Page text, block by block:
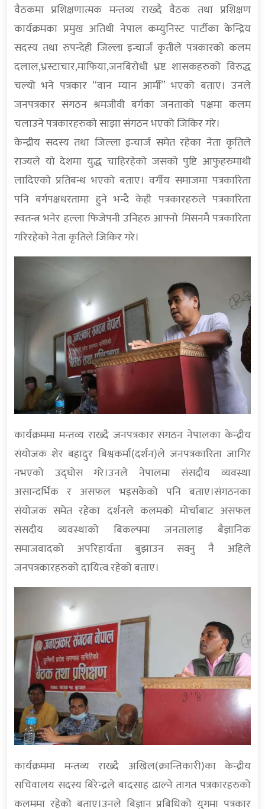
वैठकमा प्रशिक्षणात्मक मन्तव्य राख्दै वैठक तथा प्रशिक्षण
कार्यक्रमका प्रमुख अतिथी नेपाल कम्युनिस्ट पार्टीका केन्द्रिय
सदस्य तथा रुपन्देही जिल्ला इन्चार्ज कृतीले पत्रकारको कलम
दलाल,भ्रस्टाचार,माफिया,जनबिरोधी भ्रष्ट शासकहरुको विरुद्ध
चल्यो भने पत्रकार “वान म्यान आर्मी” भएको बताए। उनले
जनपत्रकार संगठन श्रमजीवी बर्गका जनताको पक्षमा कलम
चलाउने पत्रकारहरुको साझा संगठन भएको जिकिर गरे।
केन्द्रीय सदस्य तथा जिल्ला इन्चार्ज समेत रहेका नेता कृतिले
राज्यले यो देशमा युद्ध चाहिरहेको जसको पुष्टि आफुहरुमाथी
लादिएको प्रतिबन्ध भएको बताए। वर्गीय समाजमा पत्रकारिता
पनि बर्गपक्षधरतामा हुने भन्दै केही पत्रकारहरुले पत्रकारिता
स्वतन्त्र भनेर हल्ला फिजेपनी उनिहरु आफ्नो मिसनमै पत्रकारिता
गरिरहेको नेता कृतिले जिकिर गरे।
कार्यक्रममा मन्तव्य राख्दै जनपत्रकार संगठन नेपालका केन्द्रीय
संयोजक शेर बहादुर बिश्वकर्मा(दर्शन)ले जनपत्रकारिता जागिर
नभएको उद्घोस गरे।उनले नेपालमा संसदीय व्यवस्था
असान्दर्भिक र असफल भइसकेको पनि बताए।संगठनका
संयोजक समेत रहेका दर्शनले कलमको मोर्चाबाट असफल
संसदीय व्यवस्थाको बिकल्पमा जनतालाइ बैज्ञानिक
समाजवादको अपरिहार्यता बुझाउन सक्नु नै अहिले
जनपत्रकारहरुको दायित्व रहेको बताए।
कार्यक्रममा मन्तव्य राख्दै अखिल(क्रान्तिकारी)का केन्द्रीय
सचिवालय सदस्य बिरेन्द्रले बादसाह ढाल्ने तागत पत्रकारहरुको
कलममा रहेको बताए।उनले बिज्ञान प्रबिधिको युगमा पत्रकार